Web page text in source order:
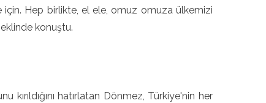
Hep birlikte, el ele, omuz omuza ülkemizi
konuştu.
hatırlatan Dönmez, Türkiye'nin her